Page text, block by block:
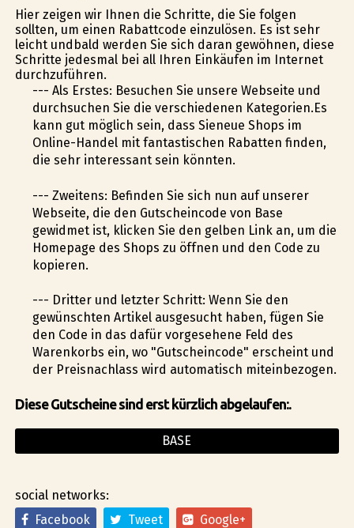
Hier zeigen wir Ihnen die Schritte, die Sie folgen
sollten, um einen Rabattcode einzulösen. Es ist sehr
leicht undbald werden Sie sich daran gewöhnen, diese
Schritte jedesmal bei all Ihren Einkäufen im Internet
durchzuführen.
--- Als Erstes: Besuchen Sie unsere Webseite und
durchsuchen Sie die verschiedenen Kategorien.Es
kann gut möglich sein, dass Sieneue Shops im
Online-Handel mit fantastischen Rabatten finden,
die sehr interessant sein könnten.
--- Zweitens: Befinden Sie sich nun auf unserer
Webseite, die den Gutscheincode von Base
gewidmet ist, klicken Sie den gelben Link an, um die
Homepage des Shops zu öffnen und den Code zu
kopieren.
--- Dritter und letzter Schritt: Wenn Sie den
gewünschten Artikel ausgesucht haben, fügen Sie
den Code in das dafür vorgesehene Feld des
Warenkorbs ein, wo "Gutscheincode" erscheint und
der Preisnachlass wird automatisch miteinbezogen.
Diese Gutscheine sind erst kürzlich abgelaufen:.
BASE
social networks:
Facebook
Tweet Google+